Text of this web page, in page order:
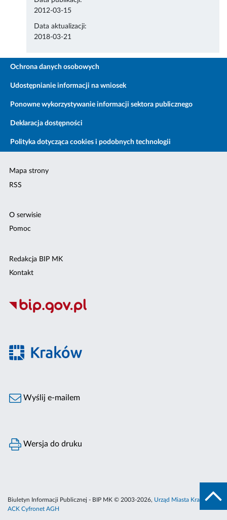
2012-03-15
Data aktualizacji:
2018-03-21
Ochrona danych osobowych
Udostępnianie informacji na wniosek
Ponowne wykorzystywanie informacji sektora publicznego
Deklaracja dostępności
Polityka dotycząca cookies i podobnych technologii
Mapa strony
RSS
O serwisie
Pomoc
Redakcja BIP MK
Kontakt
Wyślij e-mailem
Wersja do druku
Biuletyn Informacji Publicznej - BIP MK © 2003-2026, Urząd Miasta Krakowa
ACK Cyfronet AGH